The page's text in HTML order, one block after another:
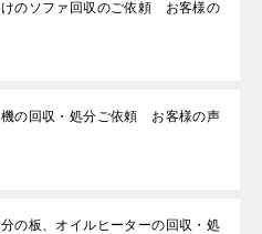
のソファ回収のご依頼 お客様の
機の回収・処分ご依頼 お客様の声
の板、オイルヒーターの回収・処